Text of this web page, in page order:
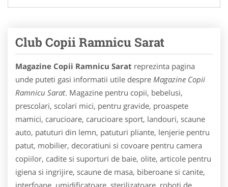
Club Copii Ramnicu Sarat
Magazine Copii Ramnicu Sarat reprezinta pagina
unde puteti gasi informatii utile despre Magazine Copii
Ramnicu Sarat. Magazine pentru copii, bebelusi,
prescolari, scolari mici, pentru gravide, proaspete
mamici, carucioare, carucioare sport, landouri, scaune
auto, patuturi din lemn, patuturi pliante, lenjerie pentru
patut, mobilier, decoratiuni si covoare pentru camera
copiilor, cadite si suporturi de baie, olite, articole pentru
igiena si ingrijire, scaune de masa, biberoane si canite,
interfoane, umidificatoare, sterilizatoare, roboti de